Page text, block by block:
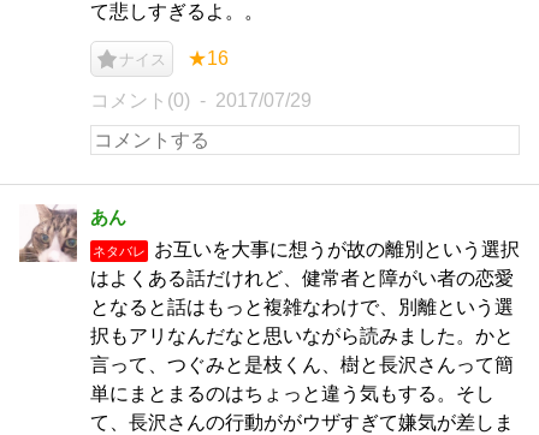
て悲しすぎるよ。。
ナイス ★16
コメント(0) 2017/07/29
あん
ネタバレ
お互いを大事に想うが故の離別という選択
はよくある話だけれど、健常者と障がい者の恋愛
となると話はもっと複雑なわけで、別離という選
択もアリなんだなと思いながら読みました。かと
言って、つぐみと是枝くん、樹と長沢さんって簡
単にまとまるのはちょっと違う気もする。そし
て、長沢さんの行動ががウザすぎて嫌気が差しま